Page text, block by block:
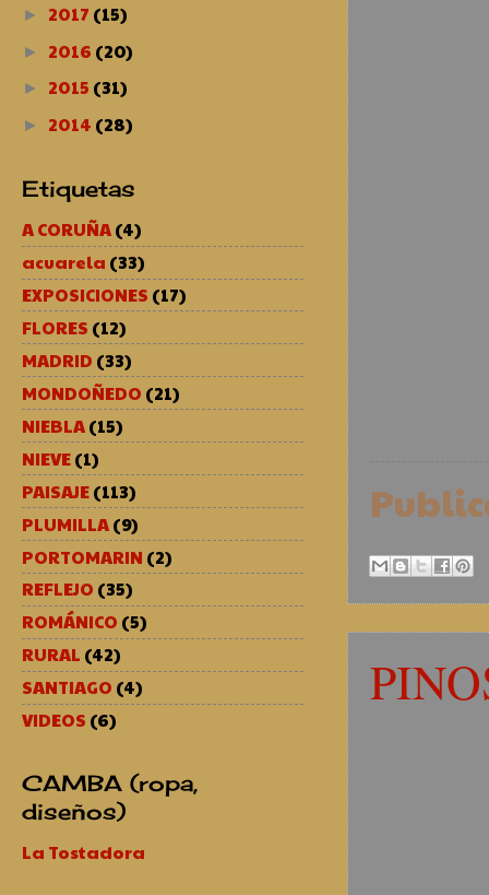
► 2017 (15)
► 2016 (20)
► 2015 (31)
► 2014 (28)
Etiquetas
A CORUÑA(4)
acuarela (33)
EXPOSICIONES (17)
FLORES (12)
MADRID (33)
MONDOÑEDO (21)
NIEBLA(15)
NIEVE(1)
PAISAJE(113)
PLUMILLA(9)
PORTOMARIN (2)
REFLEJO (35)
ROMÁNICO (5)
RURAL (42)
SANTIAGO (4)
VIDEOS (6)
CAMBA (ropa,
diseños)
La Tostadora